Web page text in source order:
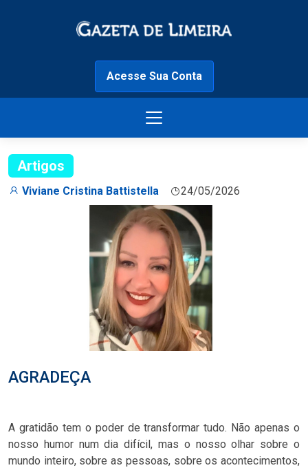
Acesse Sua Conta
Artigos
Viviane Cristina Battistella 24/05/2026
AGRADEÇA
A gratidão tem o poder de transformar tudo. Não apenas o
nosso humor num dia difícil, mas o nosso olhar sobre o
mundo inteiro, sobre as pessoas, sobre os acontecimentos,